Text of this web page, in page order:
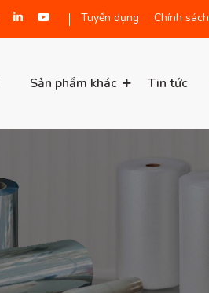
Tuyển dụng Chính sách
Sản phẩm khác Tin tức